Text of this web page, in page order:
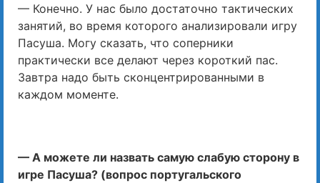
— Конечно. У нас было достаточно тактических
занятий, во время которого анализировали игру
Пасуша. Могу сказать, что соперники
практически все делают через короткий пас.
Завтра надо быть сконцентрированными в
каждом моменте.
— А можете ли назвать самую слабую сторону в
игре Пасуша? (вопрос португальского